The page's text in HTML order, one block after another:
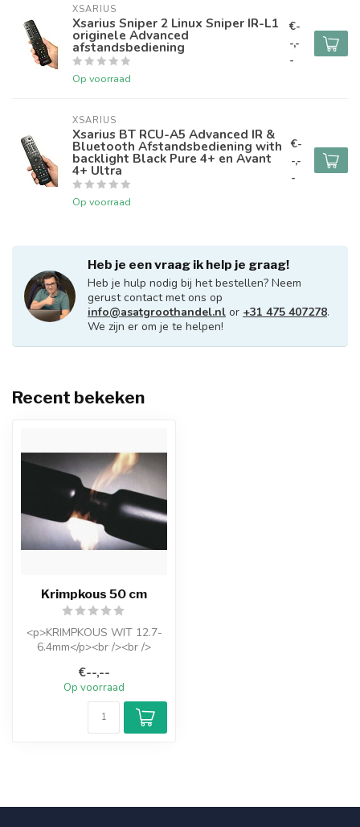
XSARIUS
Xsarius Sniper 2 Linux Sniper IR-L1
originele Advanced
afstandsbediening
Op voorraad
€-
-,-
-
XSARIUS
Xsarius BT RCU-A5 Advanced IR &
Bluetooth Afstandsbediening with
backlight Black Pure 4+ en Avant
4+ Ultra
Op voorraad
€-
-,-
-
Heb je een vraag ik help je graag!
Heb je hulp nodig bij het bestellen? Neem
gerust contact met ons op
info@asatgroothandel.nl or +31 475 407278.
We zijn er om je te helpen!
Recent bekeken
Krimpkous 50 cm
<p>KRIMPKOUS WIT 12.7-
6.4mm</p><br /><br />
zelfdovende krimpkou...
€--,--
Op voorraad